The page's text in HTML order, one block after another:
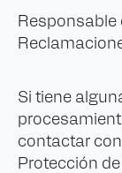
Responsable
Si tiene
contactar
Protección